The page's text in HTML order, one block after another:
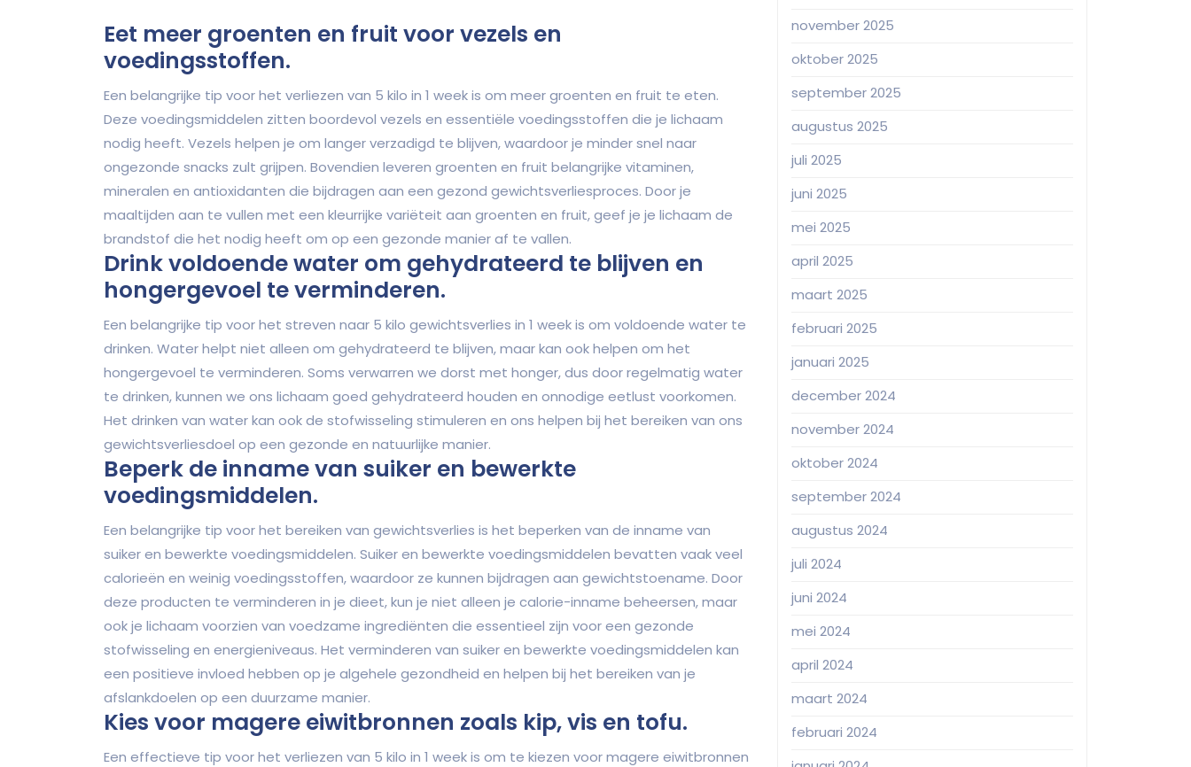
Eet meer groenten en fruit voor vezels en
voedingsstoffen.
Een belangrijke tip voor het verliezen van 5 kilo in 1 week is om meer groenten en fruit te eten.
Deze voedingsmiddelen zitten boordevol vezels en essentiële voedingsstoffen die je lichaam
nodig heeft. Vezels helpen je om langer verzadigd te blijven, waardoor je minder snel naar
ongezonde snacks zult grijpen. Bovendien leveren groenten en fruit belangrijke vitaminen,
mineralen en antioxidanten die bijdragen aan een gezond gewichtsverliesproces. Door je
maaltijden aan te vullen met een kleurrijke variëteit aan groenten en fruit, geef je je lichaam de
brandstof die het nodig heeft om op een gezonde manier af te vallen.
Drink voldoende water om gehydrateerd te blijven en
hongergevoel te verminderen.
Een belangrijke tip voor het streven naar 5 kilo gewichtsverlies in 1 week is om voldoende water te
drinken. Water helpt niet alleen om gehydrateerd te blijven, maar kan ook helpen om het
hongergevoel te verminderen. Soms verwarren we dorst met honger, dus door regelmatig water
te drinken, kunnen we ons lichaam goed gehydrateerd houden en onnodige eetlust voorkomen.
Het drinken van water kan ook de stofwisseling stimuleren en ons helpen bij het bereiken van ons
gewichtsverliesdoel op een gezonde en natuurlijke manier.
Beperk de inname van suiker en bewerkte
voedingsmiddelen.
Een belangrijke tip voor het bereiken van gewichtsverlies is het beperken van de inname van
suiker en bewerkte voedingsmiddelen. Suiker en bewerkte voedingsmiddelen bevatten vaak veel
calorieën en weinig voedingsstoffen, waardoor ze kunnen bijdragen aan gewichtstoename. Door
deze producten te verminderen in je dieet, kun je niet alleen je calorie-inname beheersen, maar
ook je lichaam voorzien van voedzame ingrediënten die essentieel zijn voor een gezonde
stofwisseling en energieniveaus. Het verminderen van suiker en bewerkte voedingsmiddelen kan
een positieve invloed hebben op je algehele gezondheid en helpen bij het bereiken van je
afslankdoelen op een duurzame manier.
Kies voor magere eiwitbronnen zoals kip, vis en tofu.
Een effectieve tip voor het verliezen van 5 kilo in 1 week is om te kiezen voor magere eiwitbronnen
november 2025
oktober 2025
september 2025
augustus 2025
juli 2025
juni 2025
mei 2025
april 2025
maart 2025
februari 2025
januari 2025
december 2024
november 2024
oktober 2024
september 2024
augustus 2024
juli 2024
juni 2024
mei 2024
april 2024
maart 2024
februari 2024